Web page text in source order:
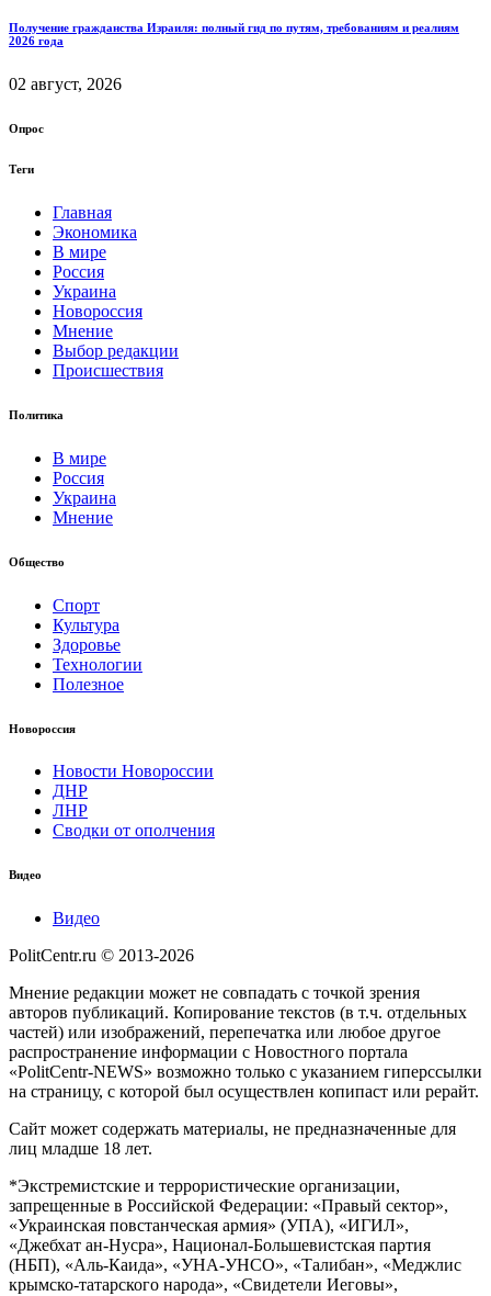
Получение гражданства Израиля: полный гид по путям, требованиям и реалиям
2026 года
02 август, 2026
Опрос
Теги
Главная
Экономика
В мире
Россия
Украина
Новороссия
Мнение
Выбор редакции
Происшествия
Политика
В мире
Россия
Украина
Мнение
Общество
Спорт
Культура
Здоровье
Технологии
Полезное
Новороссия
Новости Новороссии
ДНР
ЛНР
Сводки от ополчения
Видео
Видео
PolitCentr.ru © 2013-2026
Мнение редакции может не совпадать с точкой зрения
авторов публикаций. Копирование текстов (в т.ч. отдельных
частей) или изображений, перепечатка или любое другое
распространение информации с Новостного портала
«PolitCentr-NEWS» возможно только с указанием гиперссылки
на страницу, с которой был осуществлен копипаст или рерайт.
Сайт может содержать материалы, не предназначенные для
лиц младше 18 лет.
*Экстремистские и террористические организации,
запрещенные в Российской Федерации: «Правый сектор»,
«Украинская повстанческая армия» (УПА), «ИГИЛ»,
«Джебхат ан-Нусра», Национал-Большевистская партия
(НБП), «Аль-Каида», «УНА-УНСО», «Талибан», «Меджлис
крымско-татарского народа», «Свидетели Иеговы»,